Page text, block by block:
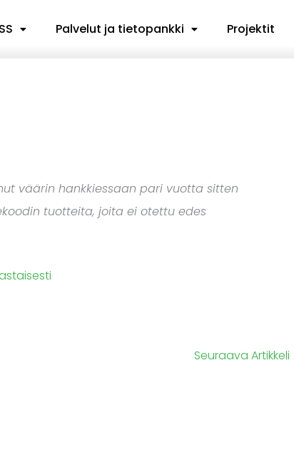
Palvelut ja tietopankki Projektit
väärin hankkiessaan pari vuotta sitten
tuotteita, joita ei otettu edes
Seuraava Artikkeli